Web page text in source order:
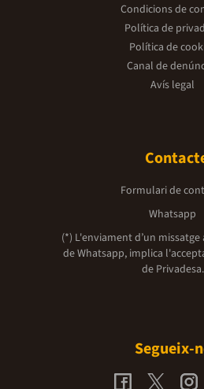
Condicions de
Política de
Política de
Canal de
Avís legal
Formulari de
Whatsapp
(*) L'enviament d’un
de Whatsapp, implica
de Privadesa.
Segueix-